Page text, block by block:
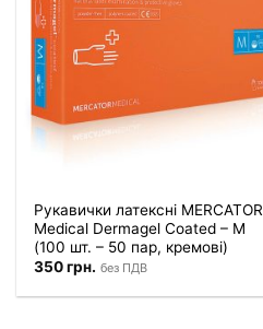
Рукавички латексні MERCATOR
Medical Dermagel Coated – M
(100 шт. – 50 пар, кремові)
350грн. без ПДВ